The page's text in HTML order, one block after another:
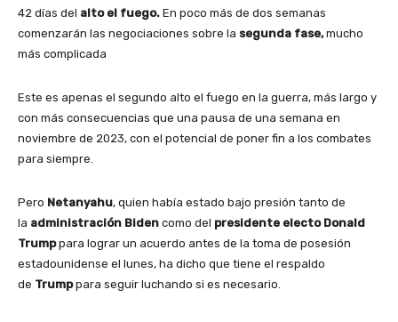
42 días del alto el fuego. En poco más de dos semanas
comenzarán las negociaciones sobre la segunda fase,mucho
más complicada
Este es apenas el segundo alto el fuego en la guerra, más largo y
con más consecuencias que una pausa de una semana en
noviembre de 2023, con el potencial de poner fin a los combates
para siempre.
Pero Netanyahu, quien había estado bajo presión tanto de
la administración Biden como del presidente electo Donald
Trumppara lograr un acuerdo antes de la toma de posesión
estadounidense el lunes, ha dicho que tiene el respaldo
de Trumppara seguir luchando si es necesario.